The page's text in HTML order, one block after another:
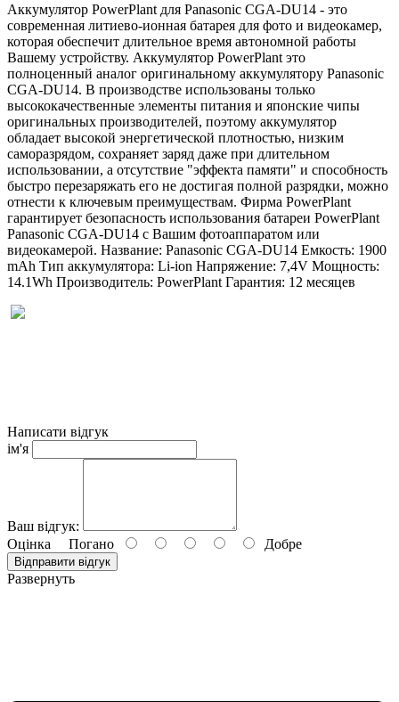
Аккумулятор PowerPlant для Panasonic CGA-DU14 - это
современная литиево-ионная батарея для фото и видеокамер,
которая обеспечит длительное время автономной работы
Вашему устройству. Аккумулятор PowerPlant это
полноценный аналог оригинальному аккумулятору Panasonic
CGA-DU14. В производстве использованы только
высококачественные элементы питания и японские чипы
оригинальных производителей, поэтому аккумулятор
обладает высокой энергетической плотностью, низким
саморазрядом, сохраняет заряд даже при длительном
использовании, а отсутствие "эффекта памяти" и способность
быстро перезаряжать его не достигая полной разрядки, можно
отнести к ключевым преимуществам. Фирма PowerPlant
гарантирует безопасность использования батареи PowerPlant
Panasonic CGA-DU14 c Вашим фотоаппаратом или
видеокамерой. Название: Panasonic CGA-DU14 Емкость: 1900
mAh Тип аккумулятора: Li-ion Напряжение: 7,4V Мощность:
14.1Wh Производитель: PowerPlant Гарантия: 12 месяцев
Написати відгук
ім'я
Ваш відгук:
Оцінка Погано Добре
Відправити відгук
Развернуть